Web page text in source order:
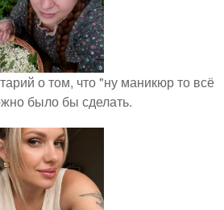
о том, что "ну маникюр то всё
было бы сделать.